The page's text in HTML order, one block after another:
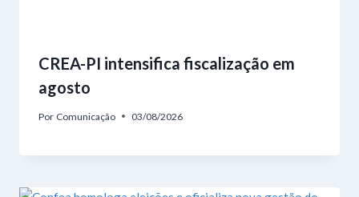
CREA-PI intensifica fiscalização em
agosto
Por Comunicação 03/08/2026